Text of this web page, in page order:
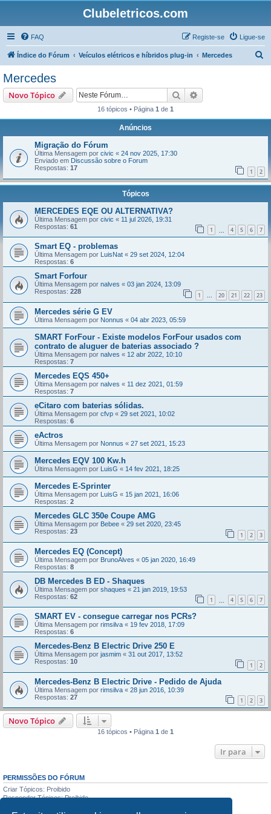
Clubeletricos.com
FAQ Ligue-se
Registe-se
Índice do Fórum Veículos elétricos e híbridos plug-in Mercedes
Mercedes
Novo Tópico Pesquisar
16 tópicos • Página 1 de 1
Anúncios
Migração do Fórum
Última Mensagem por civic « 24 nov 2025, 17:30
Enviado em Discussão sobre o Forum
Respostas: 17 1 2
Tópicos
MERCEDES EQE OU ALTERNATIVA?
Última Mensagem por civic « 11 jul 2026, 19:31
Respostas: 61 1 4 5 6 7
Smart EQ - problemas
Última Mensagem por LuisNat « 29 set 2024, 12:04
Respostas: 6
Smart Forfour
Última Mensagem por nalves « 03 jan 2024, 13:09
Respostas: 228 1 ... 20 21 22 23
Mercedes série G EV
Última Mensagem por Nonnus « 04 abr 2023, 05:59
SMART ForFour - Existe modelos ForFour usados com
contrato de aluguer de baterias associado ?
Última Mensagem por nalves « 12 abr 2022, 10:10
Respostas: 7
Mercedes EQS 450+
Última Mensagem por nalves « 11 dez 2021, 01:59
Respostas: 7
eCitaro com baterias sólidas.
Última Mensagem por cfvp « 29 set 2021, 10:02
Respostas: 6
eActros
Última Mensagem por Nonnus « 27 set 2021, 15:23
Mercedes EQV 100 Kw.h
Última Mensagem por LuisG « 14 fev 2021, 18:25
Mercedes E-Sprinter
Última Mensagem por LuisG « 15 jan 2021, 16:06
Respostas: 2
Mercedes GLC 350e Coupe AMG
Última Mensagem por Bebee « 29 set 2020, 23:45
Respostas: 23 1 2 3
Mercedes EQ (Concept)
Última Mensagem por BrunoAlves « 05 jan 2020, 16:49
Respostas: 8
DB Mercedes B ED - Shaques
Última Mensagem por shaques « 21 jan 2019, 19:53
Respostas: 62 1 4 5 6 7
SMART EV - consegue carregar nos PCRs?
Última Mensagem por rimsilva « 19 fev 2018, 17:09
Respostas: 6
Mercedes-Benz B Electric Drive 250 E
Última Mensagem por jasmim « 31 out 2017, 13:52
Respostas: 10 1 2
Mercedes-Benz B Electric Drive - Pedido de Ajuda
Última Mensagem por rimsilva « 28 jun 2016, 10:39
Respostas: 27 1 2 3
Novo Tópico
16 tópicos • Página 1 de 1
Ir para
PERMISSÕES DO FÓRUM
Criar Tópicos: Proibido
Responder Tópicos: Proibido